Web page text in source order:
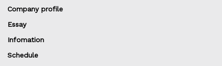
Company profile
Essay
Infomation
Schedule